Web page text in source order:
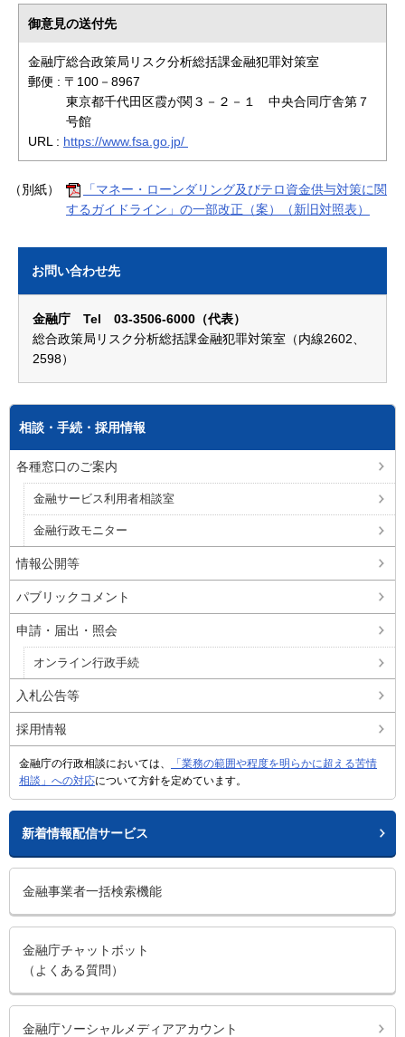
御意見の送付先
金融庁総合政策局リスク分析総括課金融犯罪対策室
郵便 : 〒100－8967
東京都千代田区霞が関３－２－１ 中央合同庁舎第７
号館
URL : https://www.fsa.go.jp/
（別紙）
「マネー・ローンダリング及びテロ資金供与対策に関
するガイドライン」の一部改正（案）（新旧対照表）
お問い合わせ先
金融庁 Tel 03-3506-6000（代表）
総合政策局リスク分析総括課金融犯罪対策室（内線2602、
2598）
相談・手続・採用情報
各種窓口のご案内
金融サービス利用者相談室
金融行政モニター
情報公開等
パブリックコメント
申請・届出・照会
オンライン行政手続
入札公告等
採用情報
金融庁の行政相談においては、
「業務の範囲や程度を明らかに超える苦情
相談」への対応について方針を定めています。
新着情報配信サービス
金融事業者一括検索機能
金融庁チャットボット
（よくある質問）
金融庁ソーシャルメディアアカウント